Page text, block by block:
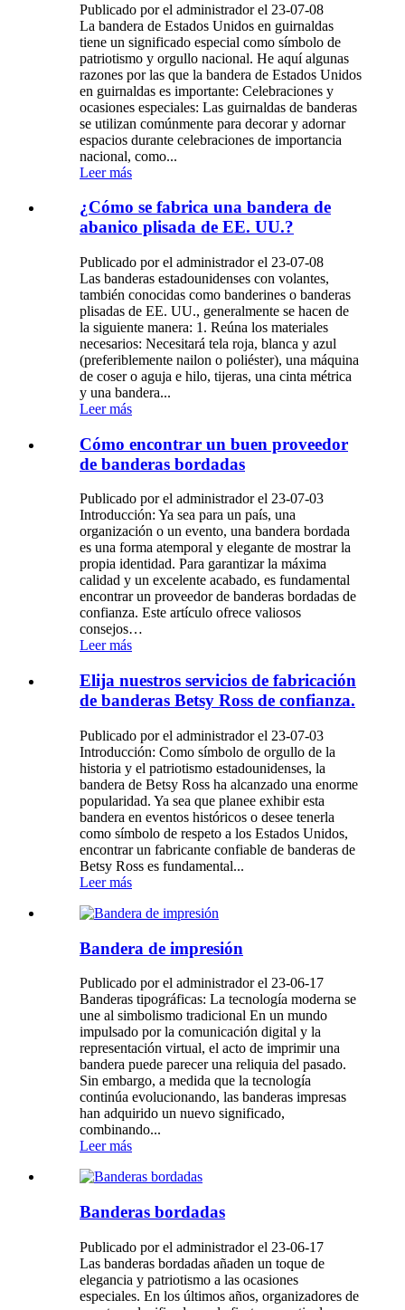
Publicado por el administrador el 23-07-08
La bandera de Estados Unidos en guirnaldas
tiene un significado especial como símbolo de
patriotismo y orgullo nacional. He aquí algunas
razones por las que la bandera de Estados Unidos
en guirnaldas es importante: Celebraciones y
ocasiones especiales: Las guirnaldas de banderas
se utilizan comúnmente para decorar y adornar
espacios durante celebraciones de importancia
nacional, como...
Leer más
¿Cómo se fabrica una bandera de
abanico plisada de EE. UU.?
Publicado por el administrador el 23-07-08
Las banderas estadounidenses con volantes,
también conocidas como banderines o banderas
plisadas de EE. UU., generalmente se hacen de
la siguiente manera: 1. Reúna los materiales
necesarios: Necesitará tela roja, blanca y azul
(preferiblemente nailon o poliéster), una máquina
de coser o aguja e hilo, tijeras, una cinta métrica
y una bandera...
Leer más
Cómo encontrar un buen proveedor
de banderas bordadas
Publicado por el administrador el 23-07-03
Introducción: Ya sea para un país, una
organización o un evento, una bandera bordada
es una forma atemporal y elegante de mostrar la
propia identidad. Para garantizar la máxima
calidad y un excelente acabado, es fundamental
encontrar un proveedor de banderas bordadas de
confianza. Este artículo ofrece valiosos
consejos…
Leer más
Elija nuestros servicios de fabricación
de banderas Betsy Ross de confianza.
Publicado por el administrador el 23-07-03
Introducción: Como símbolo de orgullo de la
historia y el patriotismo estadounidenses, la
bandera de Betsy Ross ha alcanzado una enorme
popularidad. Ya sea que planee exhibir esta
bandera en eventos históricos o desee tenerla
como símbolo de respeto a los Estados Unidos,
encontrar un fabricante confiable de banderas de
Betsy Ross es fundamental...
Leer más
Bandera de impresión
Publicado por el administrador el 23-06-17
Banderas tipográficas: La tecnología moderna se
une al simbolismo tradicional En un mundo
impulsado por la comunicación digital y la
representación virtual, el acto de imprimir una
bandera puede parecer una reliquia del pasado.
Sin embargo, a medida que la tecnología
continúa evolucionando, las banderas impresas
han adquirido un nuevo significado,
combinando...
Leer más
Banderas bordadas
Publicado por el administrador el 23-06-17
Las banderas bordadas añaden un toque de
elegancia y patriotismo a las ocasiones
especiales. En los últimos años, organizadores de